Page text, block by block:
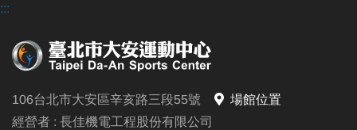
:::
106台北市大安區辛亥路三段55號
場館位置
經營者 : 長佳機電工程股份有限公司